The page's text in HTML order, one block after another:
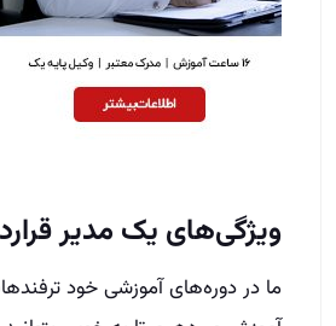
ویژگی‌های یک مدیر
ما در دوره‌های آموزشی خود